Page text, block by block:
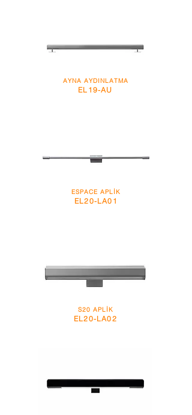
AYNA AYDINLATMA
EL19-AU
ESPACE APLİK
EL20-LA01
S20 APLİK
EL20-LA02